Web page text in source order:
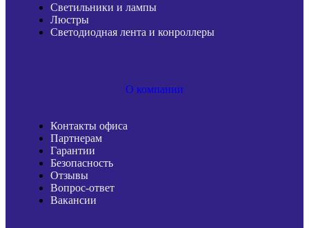
Светильники и лампы
Люстры
Светодиодная лента и конроллеры
О компании
Контакты офиса
Партнерам
Гарантии
Безопасность
Отзывы
Вопрос-ответ
Вакансии